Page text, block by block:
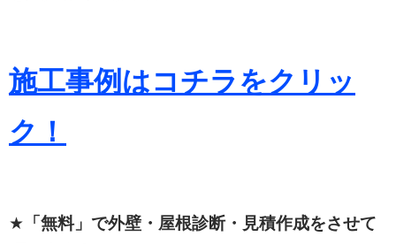
施工事例はコチラをクリッ
ク！
★ 「無料」で外壁・屋根診断・見積作成をさせて